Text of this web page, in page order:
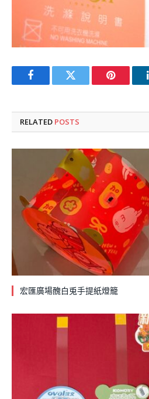
FacebookTwitter Pinterest
RELATED POSTS
宏匯廣場醜白兎手提紙燈籠